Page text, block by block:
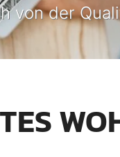
von der